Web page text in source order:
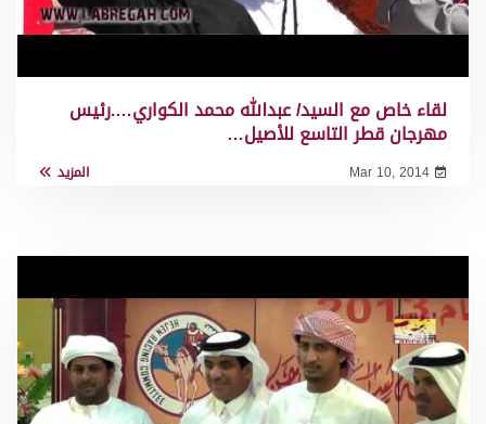
لقاء خاص مع السيد/ عبدالله محمد الكواري….رئيس
مهرجان قطر التاسع للأصيل…
Mar 10, 2014 المزيد